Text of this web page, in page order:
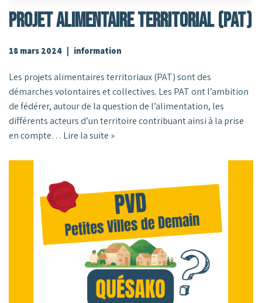
Projet Alimentaire Territorial (PAT)
18 mars 2024 information
Les projets alimentaires territoriaux (PAT) sont des
démarches volontaires et collectives. Les PAT ont l’ambition
de fédérer, autour de la question de l’alimentation, les
différents acteurs d’un territoire contribuant ainsi à la prise
en compte… Lire la suite »